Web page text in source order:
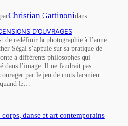
Christian Gattinonidans
D’OUVRAGES
de redéfinir la photographie à l’aune
Ségal s’appuie sur sa pratique de
à différents philosophes qui
dans l’image. Il ne faudrait pas
par le jeu de mots lacanien
le…
danse et art contemporains